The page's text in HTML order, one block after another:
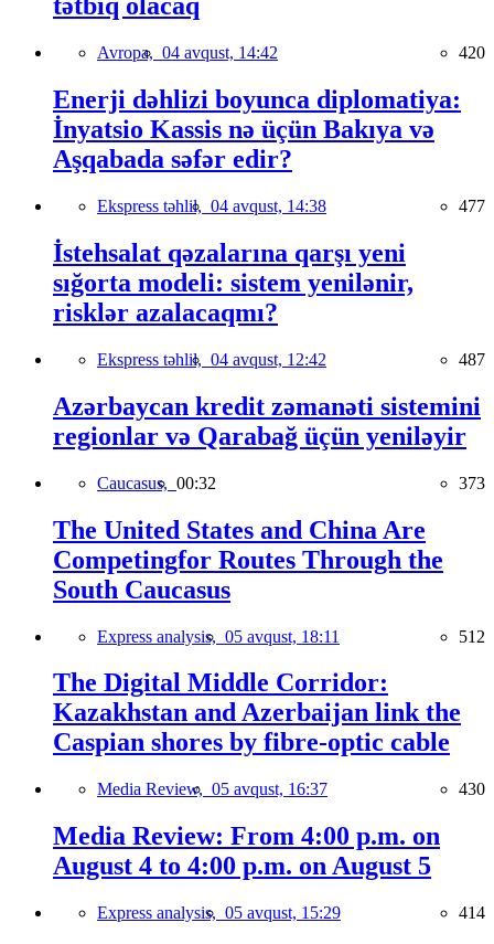
tətbiq olacaq
Avropa, 04 avqust, 14:42 420
Enerji dəhlizi boyunca diplomatiya:
İnyatsio Kassis nə üçün Bakıya və
Aşqabada səfər edir?
Ekspress təhlil, 04 avqust, 14:38 477
İstehsalat qəzalarına qarşı yeni
sığorta modeli: sistem yenilənir,
risklər azalacaqmı?
Ekspress təhlil, 04 avqust, 12:42 487
Azərbaycan kredit zəmanəti sistemini
regionlar və Qarabağ üçün yeniləyir
Caucasus, 00:32 373
The United States and China Are
Competingfor Routes Through the
South Caucasus
Express analysis, 05 avqust, 18:11 512
The Digital Middle Corridor:
Kazakhstan and Azerbaijan link the
Caspian shores by fibre-optic cable
Media Review, 05 avqust, 16:37 430
Media Review: From 4:00 p.m. on
August 4 to 4:00 p.m. on August 5
Express analysis, 05 avqust, 15:29 414